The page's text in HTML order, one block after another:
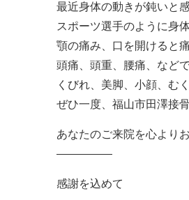
最近身体の動きが鈍いと
スポーツ選手のように身
顎の痛み、口を開けると
頭痛、頭重、腰痛、など
くびれ、美脚、小顔、む
ぜひ一度、福山市田澤接
あなたのご来院を心より
—————
感謝を込めて